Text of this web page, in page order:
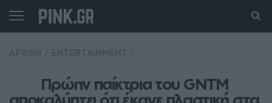
Πρώην παίκτρια του GNTM